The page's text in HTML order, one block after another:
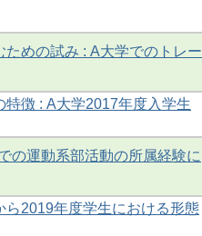
めの試み : A大学でのトレー
徴 : A大学2017年度入学生
の運動系部活動の所属経験に
ら2019年度学生における形態